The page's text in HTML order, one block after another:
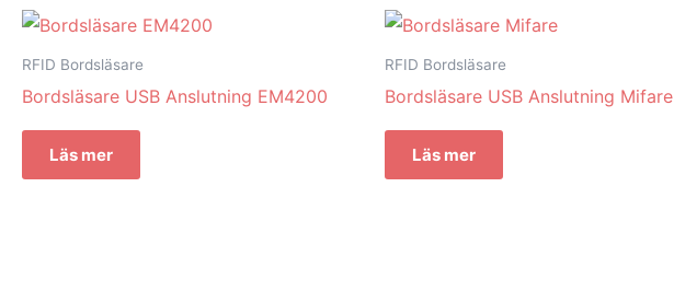
RFID Bordsläsare
Bordsläsare USB Anslutning EM4200
Läs mer
RFID Bordsläsare
Bordsläsare USB Anslutning Mifare
Läs mer